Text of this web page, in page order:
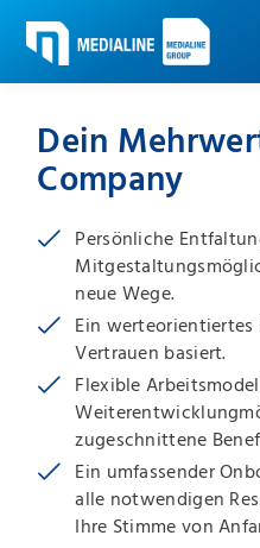
Dein
Company
Persönliche
neue Wege.
Ein
Vertrauen basiert.
Flexible
zugeschnittene
Ein umfassender
alle notwendigen
Ihre Stimme von